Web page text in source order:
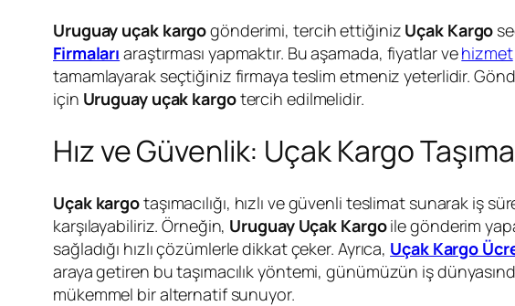
Uruguay uçak kargogönderimi, tercih ettiğiniz Uçak Kargo
Firmaları araştırması yapmaktır. Bu aşamada, fiyatlar vehizmet
tamamlayarak seçtiğiniz firmaya teslim etmeniz yeterlidir.
için Uruguay uçak kargotercih edilmelidir.
Hız ve Güvenlik: Uçak Kargo
Uçak kargotaşımacılığı, hızlı ve güvenli teslimat sunarak iş
karşılayabiliriz. Örneğin, Uruguay Uçak Kargoile gönderim
sağladığı hızlı çözümlerle dikkat çeker. Ayrıca, Uçak Kargo
araya getiren bu taşımacılık yöntemi, günümüzün iş
mükemmel bir alternatif sunuyor.